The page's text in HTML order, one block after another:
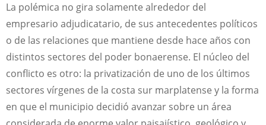
La polémica no gira solamente alrededor del
empresario adjudicatario, de sus antecedentes políticos
o de las relaciones que mantiene desde hace años con
distintos sectores del poder bonaerense. El núcleo del
conflicto es otro: la privatización de uno de los últimos
sectores vírgenes de la costa sur marplatense y la forma
en que el municipio decidió avanzar sobre un área